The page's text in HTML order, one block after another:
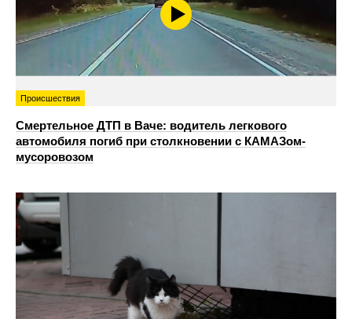
Происшествия
Смертельное ДТП в Ваче: водитель легкового
автомобиля погиб при столкновении с КАМАЗом-
мусоровозом